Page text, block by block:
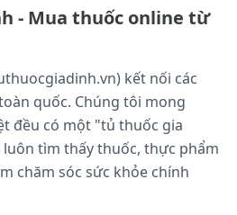
có chỉ định, giám sát của
dụng phụ của sản phẩm.
gặp:
sử dụng:
- Mua thuốc online từ
kết nối các
quốc. Chúng tôi mong
đều có một "tủ thuốc gia
tìm thấy thuốc, thực phẩm
chăm sóc sức khỏe chính